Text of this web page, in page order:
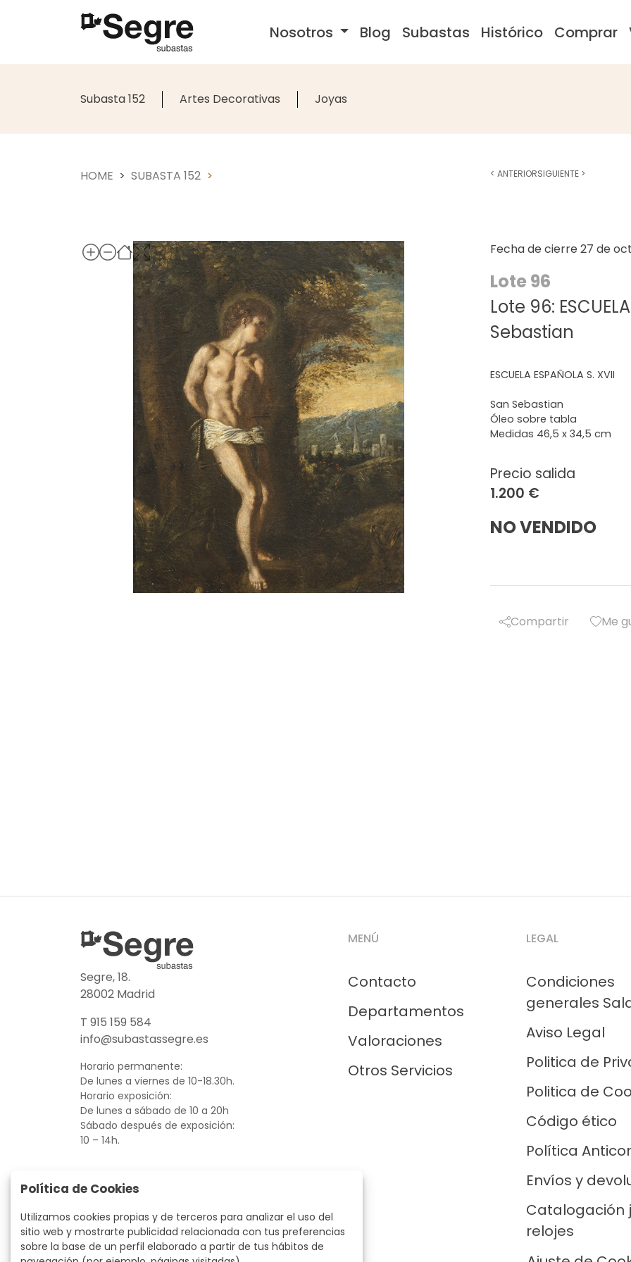
Nosotros Blog Subastas Histórico Comprar
Subasta 152 Artes Decorativas Joyas
HOME SUBASTA 152
Fecha de cierre 27 de
Lote 96
Lote 96:
Sebastian
Precio salida
1.200 €
NO VENDIDO
ESCUELA ESPAÑOLA S. XVII
San Sebastian
Óleo sobre tabla
Medidas 46,5 x 34,5 cm
Compartir Me
< ANTERIORSIGUIENTE >
Segre, 18.
28002 Madrid
T 915 159 584
info@subastassegre.es
Horario permanente:
De lunes a viernes de 10-18.30h.
Horario exposición:
De lunes a sábado de 10 a 20h
Sábado después de exposición:
10 – 14h.
MENÚ
Contacto
Departamentos
Valoraciones
Otros Servicios
LEGAL
Condiciones
generales
Aviso Legal
Politica de
Politica de
Código ético
Política
Envíos y
Catalogación
relojes
Política de Cookies
Utilizamos cookies propias y de terceros para analizar el uso del
sitio web y mostrarte publicidad relacionada con tus preferencias
sobre la base de un perfil elaborado a partir de tus hábitos de